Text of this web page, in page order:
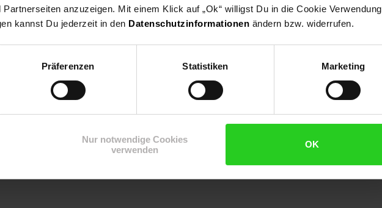
anzuzeigen. Mit einem Klick auf „Ok“ willigst Du in die Cookie Verwendung
kannst Du jederzeit in den Datenschutzinformationen ändern bzw. widerrufen.
Präferenzen Statistiken Marketing
Nur notwendige Cookies
verwenden
OK
Außentemperatur, Fahrergewicht und Fahrweise variieren.